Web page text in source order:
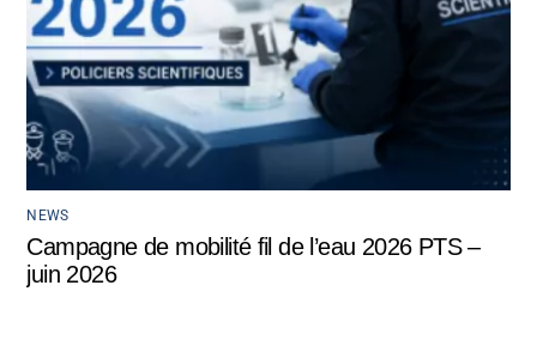
NEWS
Campagne de mobilité fil de l’eau 2026 PTS –
juin 2026